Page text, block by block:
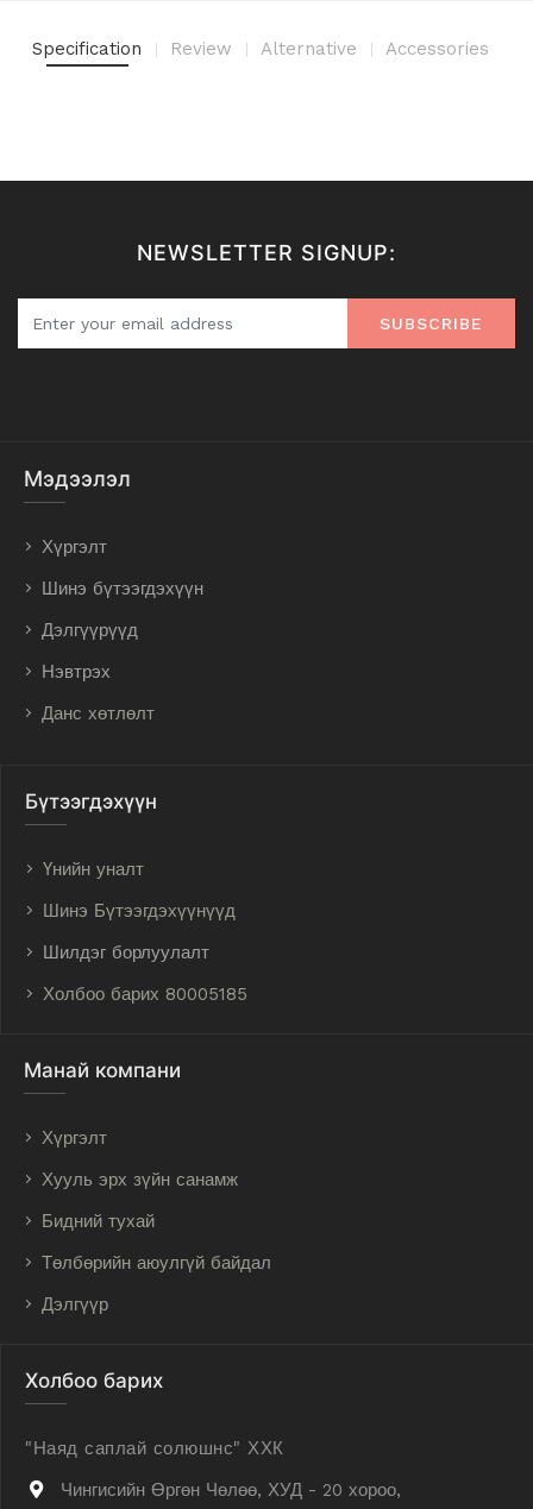
Specification Review Alternative Accessories
NEWSLETTER SIGNUP:
SUBSCRIBE
Мэдээлэл
Хүргэлт
Шинэ бүтээгдэхүүн
Дэлгүүрүүд
Нэвтрэх
Данс хөтлөлт
Бүтээгдэхүүн
Үнийн уналт
Шинэ Бүтээгдэхүүнүүд
Шилдэг борлуулалт
Холбоо барих 80005185
Манай компани
Хүргэлт
Хууль эрх зүйн санамж
Бидний тухай
Төлбөрийн аюулгүй байдал
Дэлгүүр
Холбоо барих
"Наяд саплай солюшнс" ХХК
Чингисийн Өргөн Чөлөө, ХУД - 20 хороо,